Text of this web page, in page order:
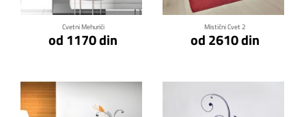
Cvetni Mehurići
od 1170 din
Mistični Cvet 2
od 2610 din